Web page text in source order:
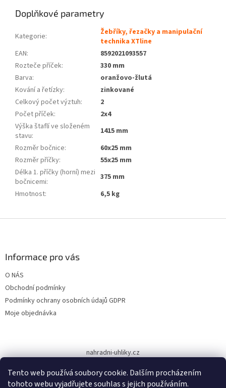
Tento web používá soubory cookie. Dalším procházením
tohoto webu vyjadřujete souhlas s jejich používáním.
Doplňkové parametry
Kategorie:
Žebříky, řezačky a manipulační
technika XTline
EAN:
8592021093557
Rozteče příček:
330 mm
Barva:
oranžovo-žlutá
Kování a řetízky:
zinkované
Celkový počet výztuh:
2
Počet příček:
2x4
Výška štaflí ve složeném
stavu:
1415 mm
Rozměr bočnice:
60x25 mm
Rozměr příčky:
55x25 mm
Délka 1. příčky (horní) mezi
bočnicemi:
375 mm
Hmotnost: 6,5 kg
Informace pro vás
O NÁS
Obchodní podmínky
Podmínky ochrany osobních údajů GDPR
Moje objednávka
nahradni-uhliky.cz